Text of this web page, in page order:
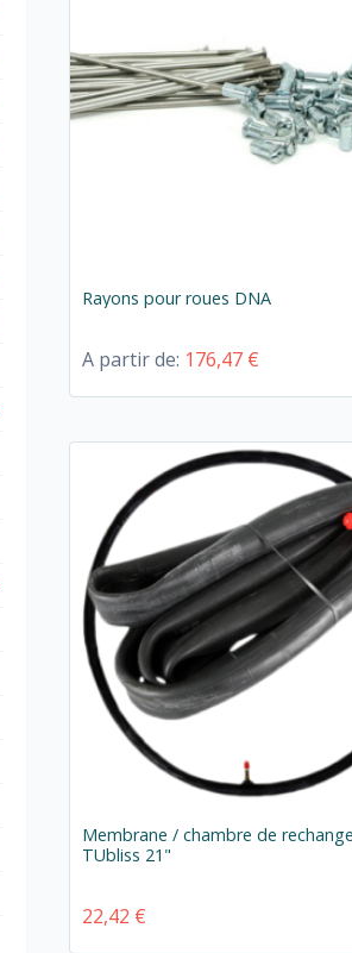
Rayons pour roues DNA
A partir de: 176,47 €
Membrane / chambre de
TUbliss 21"
22,42 €